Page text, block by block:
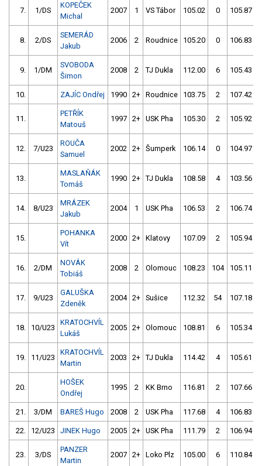
7. 1/DS
KOPEČEK
Michal
2007 1 VS Tábor 105.02 0 105.87
8. 2/DS
SEMERÁD
Jakub
2006 2 Roudnice 105.20 0 106.83
9. 1/DM
SVOBODA
Šimon
2008 2 TJ Dukla 112.00 6 105.43
10. ZAJÍC Ondřej 1990 2+ Roudnice 103.75 2 107.42
11.
PETŘÍK
Matouš
1997 2+ USK Pha 105.30 2 105.92
12. 7/U23
ROUČA
Samuel
2002 2+ Šumperk 106.14 0 104.97
13.
MASLAŇÁK
Tomáš
1990 2+ TJ Dukla 108.58 4 103.56
14. 8/U23
MRÁZEK
Jakub
2004 1 USK Pha 106.53 2 106.74
15.
POHANKA
Vít
2000 2+ Klatovy 107.09 2 105.94
16. 2/DM
NOVÁK
Tobiáš
2008 2 Olomouc 108.23 104 105.11
17. 9/U23
GALUŠKA
Zdeněk
2004 2+ Sušice 112.32 54 107.18
18. 10/U23
KRATOCHVÍL
Lukáš
2005 2+ Olomouc 108.81 6 105.34
19. 11/U23
KRATOCHVÍL
Martin
2003 2+ TJ Dukla 114.42 4 105.61
20.
HOŠEK
Ondřej
1995 2 KK Brno 116.81 2 107.66
21. 3/DM BAREŠ Hugo 2008 2 USK Pha 117.68 4 106.83
22. 12/U23 JINEK Hugo 2005 2+ USK Pha 111.79 2 106.94
23. 3/DS
PANZER
Martin
2007 2+ Loko Plz 105.00 6 110.84